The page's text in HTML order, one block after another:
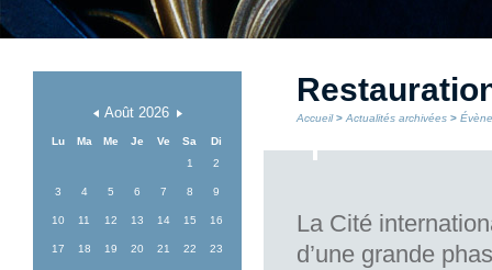
Août2026
Lu Ma Me Je Ve Sa
Di
1
2
3 4 5 6 7 8 9
10 11 12 13 14 15 16
17 18 19 20 21 22 23
Accueil> Actualités archivées >
La Cité
d’une grande